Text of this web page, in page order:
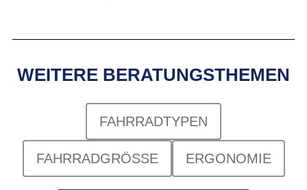
WEITERE BERATUNGSTHEMEN
FAHRRADTYPEN
FAHRRADGRÖSSE ERGONOMIE